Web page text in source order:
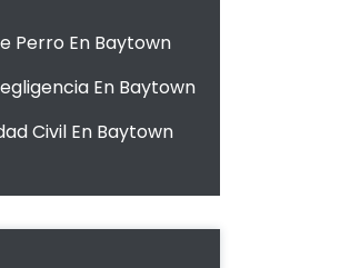
Perro En Baytown
En Baytown
Civil En Baytown